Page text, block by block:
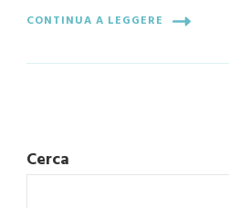
CONTINUA A LEGGERE
Cerca